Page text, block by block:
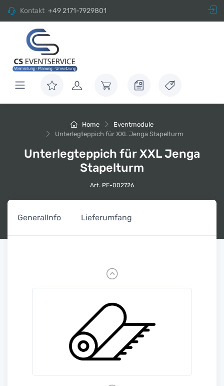
Kontakt +49 2171-7929801
Home
Eventmodule
Unterlegteppich für XXL Jenga Stapelturm
Unterlegteppich für XXL Jenga
Stapelturm
Art. PE-002726
GeneralInfo Lieferumfang
Previous